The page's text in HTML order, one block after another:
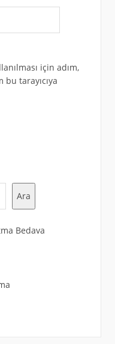
için adım,
tarayıcıya
Ara
Bedava